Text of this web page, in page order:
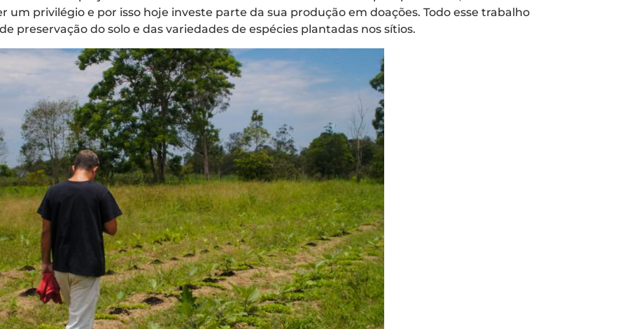
um privilégio e por isso hoje investe parte da sua produção em doações. Todo esse trabalho
do solo e das variedades de espécies plantadas nos sítios.